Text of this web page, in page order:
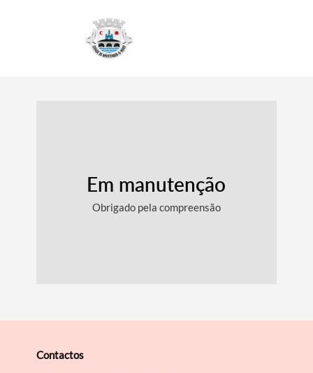
Em manutenção
Obrigado pela compreensão
Contactos